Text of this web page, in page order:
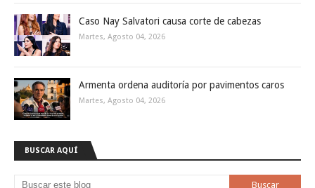
Caso Nay Salvatori causa corte de cabezas
Martes, Agosto 04, 2026
Armenta ordena auditoría por pavimentos caros
Martes, Agosto 04, 2026
BUSCAR AQUÍ